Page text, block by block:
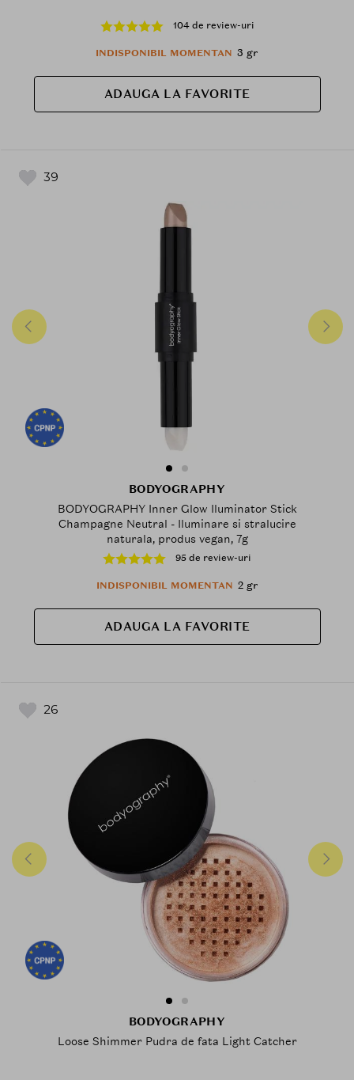
104 de review-uri
INDISPONIBIL MOMENTAN 3 gr
ADAUGA LA FAVORITE
39
BODYOGRAPHY
BODYOGRAPHY Inner Glow Iluminator Stick
Champagne Neutral - Iluminare si stralucire
naturala, produs vegan, 7g
95 de review-uri
INDISPONIBIL MOMENTAN 2 gr
ADAUGA LA FAVORITE
26
BODYOGRAPHY
Loose Shimmer Pudra de fata Light Catcher